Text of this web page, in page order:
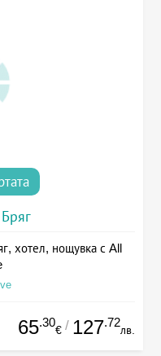
хотел, нощувка с All
65.30
€ / 127.72
лв.